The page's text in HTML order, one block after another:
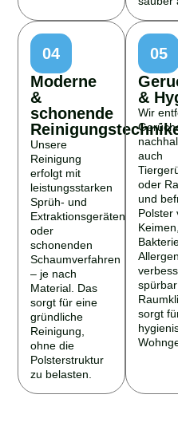
04
Moderne
&
schonende
Unsere
Reinigung
erfolgt mit
leistungsstarken
Sprüh- und
Extraktionsgeräten
oder
schonenden
Schaumverfahren
– je nach
Material. Das
sorgt für eine
gründliche
Reinigung,
ohne die
Polsterstruktur
zu belasten.
05
&
Wir
auch
oder
und
Polster
spürbar
sorgt